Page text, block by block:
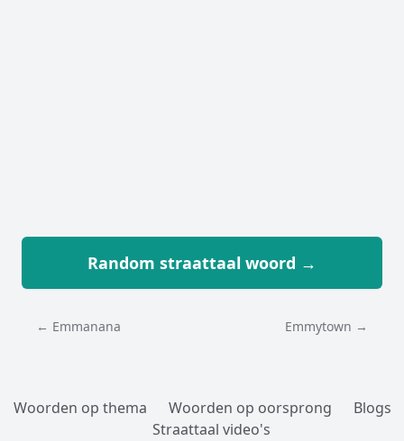
Random straattaal woord →
← Emmanana Emmytown →
Woorden op thema Woorden op oorsprong
Blogs
Straattaal video's